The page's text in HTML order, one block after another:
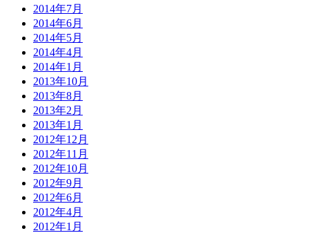
2014年7月
2014年6月
2014年5月
2014年4月
2014年1月
2013年10月
2013年8月
2013年2月
2013年1月
2012年12月
2012年11月
2012年10月
2012年9月
2012年6月
2012年4月
2012年1月